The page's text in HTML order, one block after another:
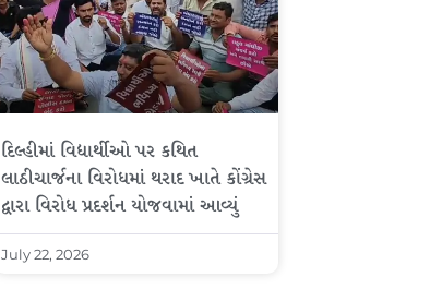
દિલ્હીમાં વિદ્યાર્થીઓ પર કથિત
લાઠીચાર્જના વિરોધમાં થરાદ ખાતે કોંગ્રેસ
દ્વારા વિરોધ પ્રદર્શન યોજવામાં આવ્યું
July 22, 2026